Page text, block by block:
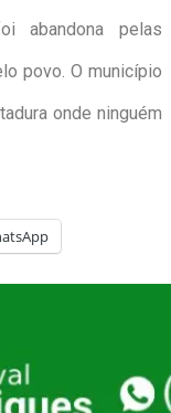
abandona pelas
povo. O município
onde ninguém